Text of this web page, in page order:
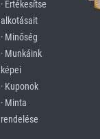
· Értékesítse
alkotásait
· Minőség
· Munkáink
képei
· Kuponok
· Minta
rendelése